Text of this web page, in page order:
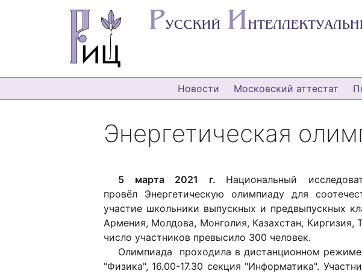
Новости Московский аттестат
Энергетическая
5 марта 2021 г. Национальный
провёл Энергетическую олимпиаду для
участие школьники выпускных и предвыпускных
Армения, Молдова, Монголия, Казахстан, Киргизия,
число участников превысило 300 человек.
Олимпиада проходила в дистанционном
"Физика", 16.00-17.30 секция "Информатика".